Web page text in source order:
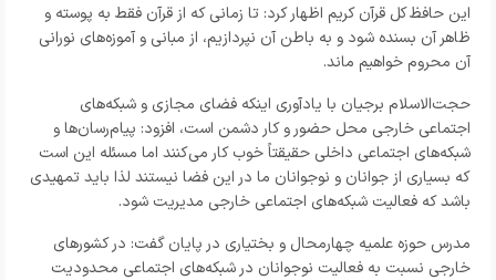
این حافظ کل قرآن کریم اظهار کرد: تا زمانی که از قرآن فقط به پوسته و
ظاهر آن بسنده شود و به باطن آن نپردازیم، از مبانی و آموزه‌های نورانی
آن محروم خواهیم ماند.
حجت‌الاسلام برجیان با یادآوری اینکه فضای مجازی و شبکه‌های
اجتماعی خارجی محل حضور و کار دشمن است، افزود: پیام‌رسان‌ها و
شبکه‌های اجتماعی داخلی حقیقتاً خوب کار می‌کنند اما مسئله این است
که بسیاری از جوانان و نوجوانان ما در این فضا نیستند لذا باید تمهیدی
باشد که فعالیت شبکه‌های اجتماعی خارجی مدیریت شود.
مدرس حوزه علمیه چهارمحال و بختیاری در پایان گفت: در کشورهای
خارجی نسبت به فعالیت نوجوانان در شبکه‌های اجتماعی محدودیت